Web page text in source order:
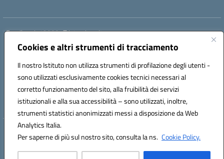
Cookies e altri strumenti di tracciamento
Il nostro Istituto non utilizza strumenti di profilazione degli utenti -
sono utilizzati esclusivamente cookies tecnici necessari al
corretto funzionamento del sito, alla fruibilità dei servizi
istituzionali e alla sua accessibilità – sono utilizzati, inoltre,
strumenti statistici anonimizzati messi a disposizione da Web
Analytics Italia.
Per saperne di più sul nostro sito, consulta la ns. Cookie Policy.
Email:rmis12800r@istruzione.it
Via E.Q. Visconti, 13 00193 ROMA (RM)
Telefono: 06121124725 Fax: 063216207
Codice univoco ufficio: UFSRLT
Codice meccanografico: RMIS12800R
Codice fiscale: 80210770584
Hosting & Powered by 3D Solution S.r.l.
Concept & Design by Designers Italia